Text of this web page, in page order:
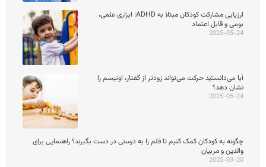
ارزیابی مشارکت کودکان مبتلا به ADHD: ابزاری علمی،
بومی و قابل اعتماد
2025-05-24
آیا می‌دانستید حرکت می‌تواند زودتر از گفتار، اوتیسم را
نشان دهد؟
2025-05-24
چگونه به کودکان کمک کنیم تا قلم را به درستی در دست بگیرند؟ راهنمایی برای
والدین و مربیان
2025-03-20